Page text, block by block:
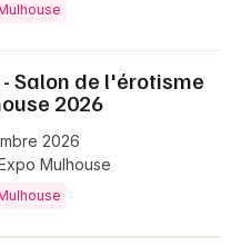
Salon de l'érotisme
2026
2026
Mulhouse